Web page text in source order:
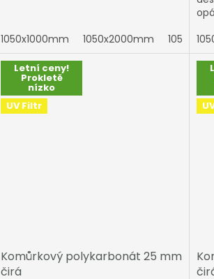
1050x1000mm 1050x2000mm
Letní ceny!
Prokletě
nízko
UV Filtr
Komůrkový polykarbonát 25 mm
čirá